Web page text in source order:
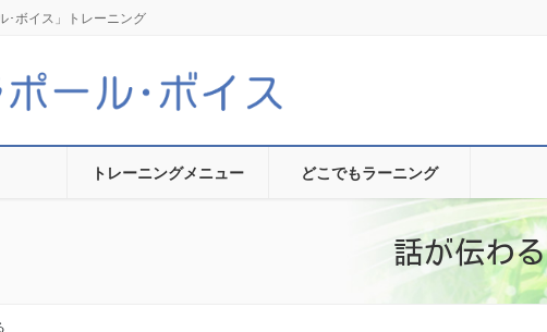
･ボイス」トレーニング
トレーニングメニュー どこでもラーニング
話が伝わる